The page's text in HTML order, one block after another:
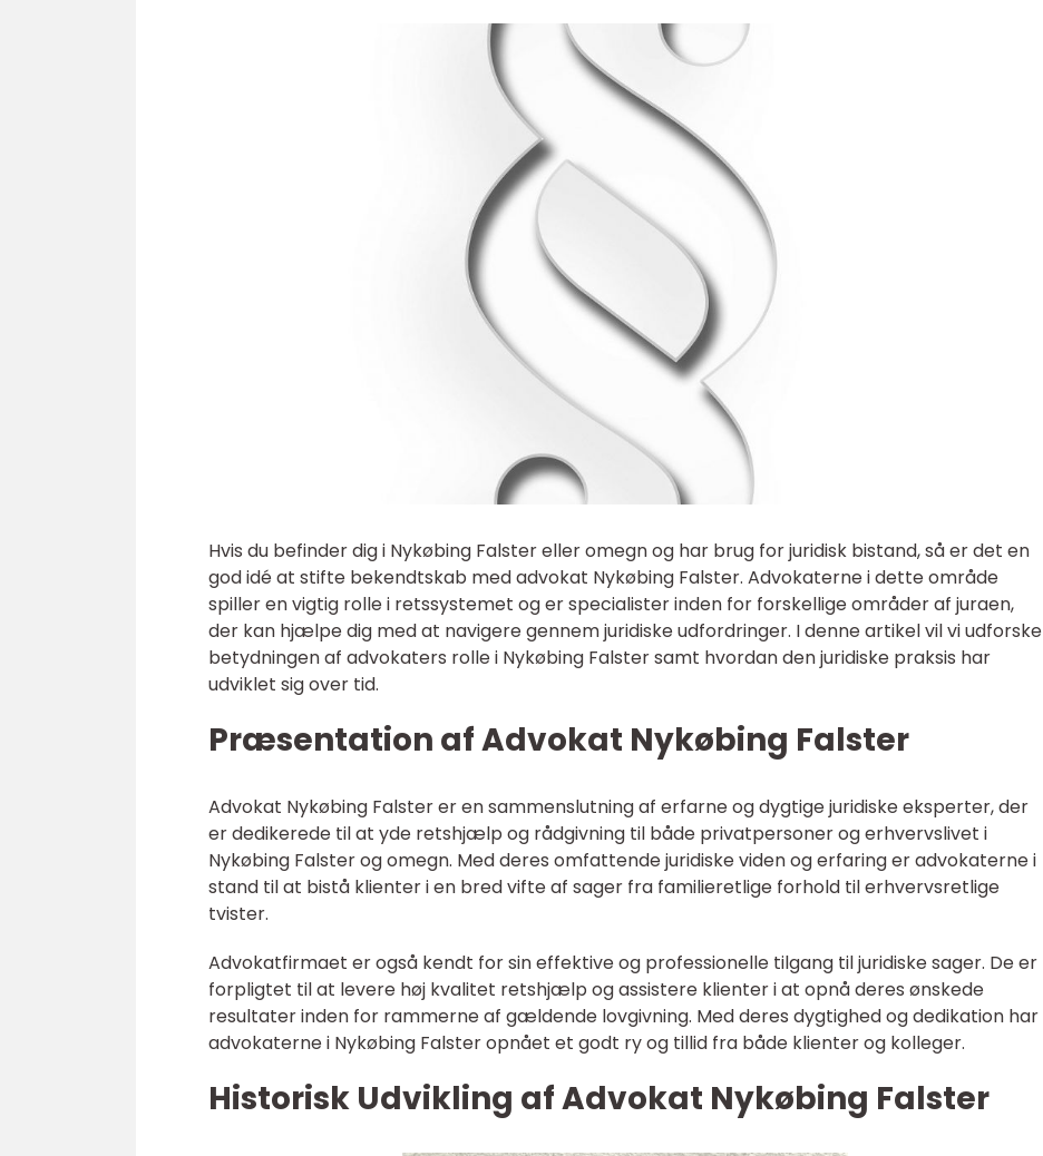
Hvis du befinder dig i Nykøbing Falster eller omegn og har brug for juridisk bistand, så er det en
god idé at stifte bekendtskab med advokat Nykøbing Falster. Advokaterne i dette område
spiller en vigtig rolle i retssystemet og er specialister inden for forskellige områder af juraen,
der kan hjælpe dig med at navigere gennem juridiske udfordringer. I denne artikel vil vi udforske
betydningen af advokaters rolle i Nykøbing Falster samt hvordan den juridiske praksis har
udviklet sig over tid.
Præsentation af Advokat Nykøbing Falster
Advokat Nykøbing Falster er en sammenslutning af erfarne og dygtige juridiske eksperter, der
er dedikerede til at yde retshjælp og rådgivning til både privatpersoner og erhvervslivet i
Nykøbing Falster og omegn. Med deres omfattende juridiske viden og erfaring er advokaterne i
stand til at bistå klienter i en bred vifte af sager fra familieretlige forhold til erhvervsretlige
tvister.
Advokatfirmaet er også kendt for sin effektive og professionelle tilgang til juridiske sager. De er
forpligtet til at levere høj kvalitet retshjælp og assistere klienter i at opnå deres ønskede
resultater inden for rammerne af gældende lovgivning. Med deres dygtighed og dedikation har
advokaterne i Nykøbing Falster opnået et godt ry og tillid fra både klienter og kolleger.
Historisk Udvikling af Advokat Nykøbing Falster